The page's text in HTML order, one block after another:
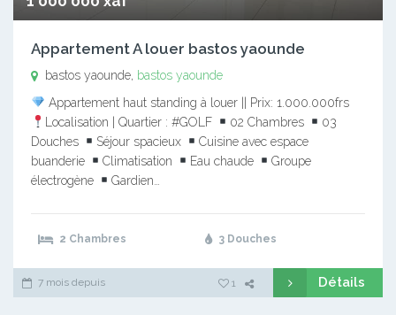
Appartement A louer bastos yaounde
bastos yaounde, bastos yaounde
Appartement haut standing à louer || Prix: 1.000.000frs
Localisation | Quartier : #GOLF
02 Chambres
03
Douches
Séjour spacieux
Cuisine avec espace
buanderie
Climatisation Eau chaude
Groupe
électrogène
Gardien…
2 Chambres 3 Douches
7 mois depuis 1 Détails